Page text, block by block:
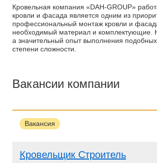
Кровельная компания «DAH-GROUP»
кровли и фасада является одним из
профессиональный монтаж кровли и
необходимый материал и комплектующие.
а значительный опыт выполнения
степени сложности.
Вакансии компании
Вакансия
Кровельщик Строитель